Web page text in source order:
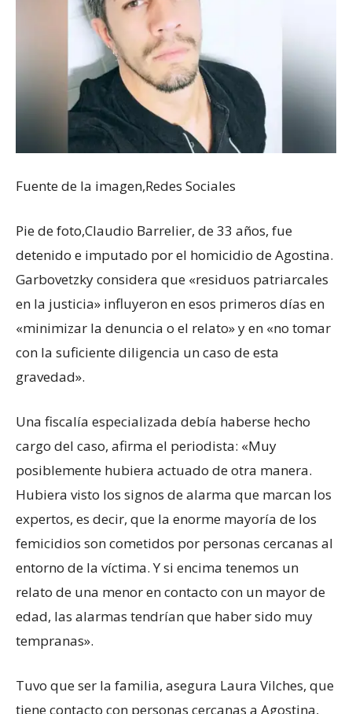
Fuente de la imagen,Redes Sociales
Pie de foto,Claudio Barrelier, de 33 años, fue
detenido e imputado por el homicidio de Agostina.
Garbovetzky considera que «residuos patriarcales
en la justicia» influyeron en esos primeros días en
«minimizar la denuncia o el relato» y en «no tomar
con la suficiente diligencia un caso de esta
gravedad».
Una fiscalía especializada debía haberse hecho
cargo del caso, afirma el periodista: «Muy
posiblemente hubiera actuado de otra manera.
Hubiera visto los signos de alarma que marcan los
expertos, es decir, que la enorme mayoría de los
femicidios son cometidos por personas cercanas al
entorno de la víctima. Y si encima tenemos un
relato de una menor en contacto con un mayor de
edad, las alarmas tendrían que haber sido muy
tempranas».
Tuvo que ser la familia, asegura Laura Vilches, que
tiene contacto con personas cercanas a Agostina,